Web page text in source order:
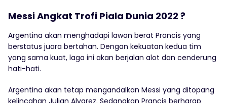
Messi Angkat Trofi Piala Dunia 2022 ?
Argentina akan menghadapi lawan berat Prancis yang
berstatus juara bertahan. Dengan kekuatan kedua tim
yang sama kuat, laga ini akan berjalan alot dan cenderung
hati-hati.
Argentina akan tetap mengandalkan Messi yang ditopang